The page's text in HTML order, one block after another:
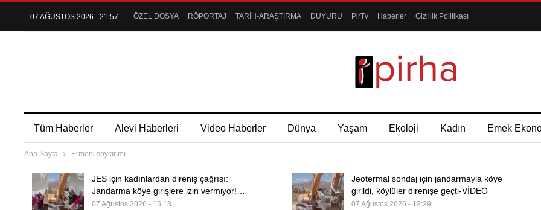
07 AĞUSTOS 2026 - 21:57 ÖZEL DOSYA RÖPORTAJ TARİH-ARAŞTIRMA DUYURU PirTv Haberler Gizlilik Politikası
Tüm Haberler Alevi Haberleri Video Haberler Dünya Yaşam Ekoloji Kadın Emek
Ana Sayfa Ermeni soykırımı
JES için kadınlardan direniş çağrısı:
Jandarma köye girişlere izin vermiyor!…
07 Ağustos 2026 - 15:13
Jeotermal sondaj için jandarmayla köye
girildi, köylüler direnişe geçti-VİDEO
07 Ağustos 2026 - 12:29